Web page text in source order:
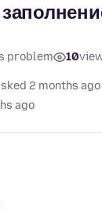
problem 10
2 months ago
ago